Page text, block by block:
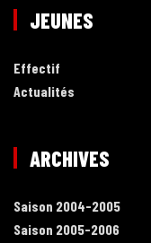
JEUNES
Effectif
Actualités
ARCHIVES
Saison 2004-2005
Saison 2005-2006